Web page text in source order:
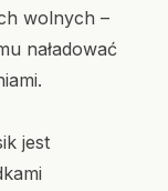
wolnych –
naładować
jest